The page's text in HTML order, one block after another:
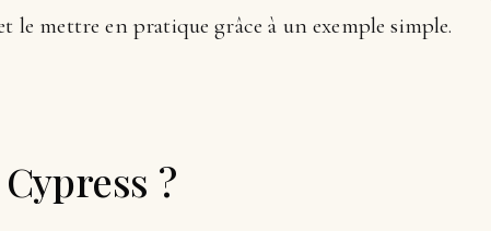
le mettre en pratique grâce à un exemple simple.
?